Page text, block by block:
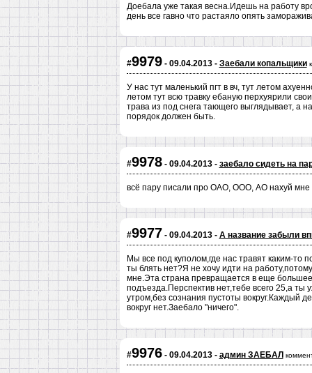
Доебала уже такая весна.Идешь на работу
день все гавно что растаяло опять
#9979- 09.04.2013 - Заебали копальщики
У нас тут маленький пгт в вч, тут летом
летом тут всю травку ебаную перхуярили
трава из под снега тающего выглядывает, а
порядок должен быть.
#9978- 09.04.2013 - заебало сидеть на
всё пару писали про ОАО, ООО, АО нахуй мне
#9977 - 09.04.2013 - А название забыли
Мы все под куполом,где нас травят каким-то
ты блять нет?Я не хочу идти на
мне.Эта страна превращается в еще
подъезда.Перспектив нет,тебе всего 25,а ты
утром,без сознания пустоты вокруг.Каждый
вокруг нет.Заебало "ничего".
#9976- 09.04.2013 - админ ЗАЕБАЛ